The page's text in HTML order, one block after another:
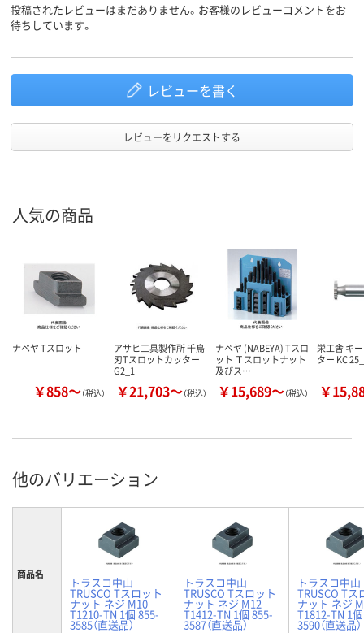
投稿されたレビューはまだありません。お客様のレビューコメントをお
待ちしています。
レビューを書く
レビューをリクエストする
人気の商品
ナベヤ Tスロット
￥858～（税込）
アサヒ工具製作所 千鳥
刃Tスロットカッター
G2_1
￥21,703～（税込）
ナベヤ (NABEYA) Tスロ
ット Ｔスロットナット
及びス…
￥15,689～（税込）
栄工舎 キ
ター KC
￥
他のバリエーション
商品名
トラスコ中山
TRUSCO Tスロット
ナット ネジ M10
T1210-TN 1個 855-
3585（直送品）
トラスコ中山
TRUSCO Tスロット
ナット ネジ M12
T1412-TN 1個 855-
3587（直送品）
トラスコ中山
TRUSCO Tス
ナット ネジ
T1812-TN 1
3590（直送品）